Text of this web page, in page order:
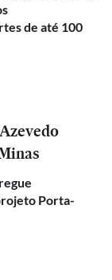
de até 100
Porta-